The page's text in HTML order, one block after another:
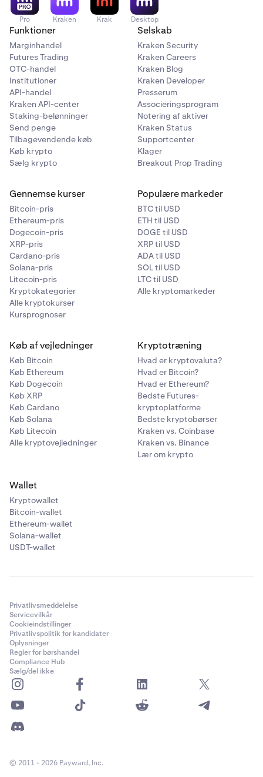
Pro Kraken Krak Desktop
Funktioner
Marginhandel
Futures Trading
OTC-handel
Institutioner
API-handel
Kraken API-center
Staking-belønninger
Send penge
Tilbagevendende køb
Køb krypto
Sælg krypto
Selskab
Kraken Security
Kraken Careers
Kraken Blog
Kraken Developer
Presserum
Associeringsprogram
Notering af aktiver
Kraken Status
Supportcenter
Klager
Breakout Prop Trading
Gennemse kurser
Bitcoin-pris
Ethereum-pris
Dogecoin-pris
XRP-pris
Cardano-pris
Solana-pris
Litecoin-pris
Kryptokategorier
Alle kryptokurser
Kursprognoser
Populære markeder
BTC til USD
ETH til USD
DOGE til USD
XRP til USD
ADA til USD
SOL til USD
LTC til USD
Alle kryptomarkeder
Køb af vejledninger
Køb Bitcoin
Køb Ethereum
Køb Dogecoin
Køb XRP
Køb Cardano
Køb Solana
Køb Litecoin
Alle kryptovejledninger
Kryptotræning
Hvad er kryptovaluta?
Hvad er Bitcoin?
Hvad er Ethereum?
Bedste Futures-
kryptoplatforme
Bedste kryptobørser
Kraken vs. Coinbase
Kraken vs. Binance
Lær om krypto
Wallet
Kryptowallet
Bitcoin-wallet
Ethereum-wallet
Solana-wallet
USDT-wallet
Privatlivsmeddelelse
Servicevilkår
Cookieindstillinger
Privatlivspolitik for kandidater
Oplysninger
Regler for børshandel
Compliance Hub
Sælg/del ikke
© 2011 - 2026 Payward, Inc.